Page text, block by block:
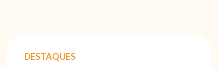
DESTAQUES